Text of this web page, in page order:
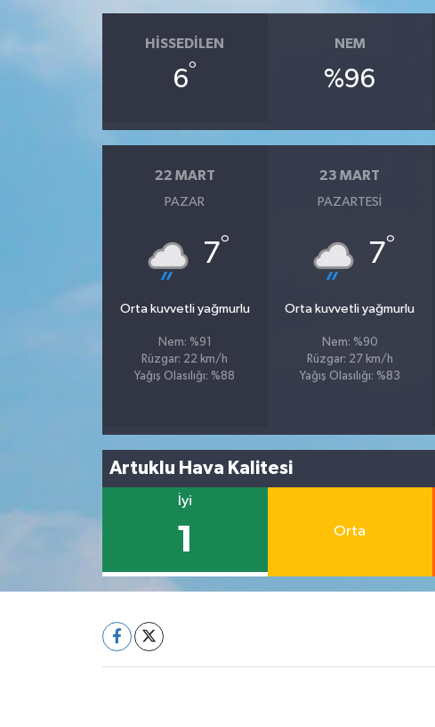
HISSEDILEN
6°
NEM
%96
22 MART
PAZAR
7°
Orta kuvvetli yağmurlu
Nem: %91
Rüzgar: 22 km/h
Yağış Olasılığı: %88
23 MART
PAZARTESI
7°
Orta kuvvetli yağmurlu
Nem: %90
Rüzgar: 27 km/h
Yağış Olasılığı: %83
Artuklu Hava Kalitesi
İyi
1 Orta